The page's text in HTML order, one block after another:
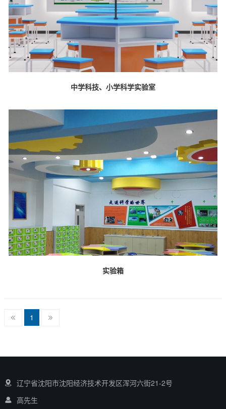
中学科技、小学科学实验室
实验箱
1
辽宁省沈阳市沈阳经济技术开发区浑河六街21-2号
高先生